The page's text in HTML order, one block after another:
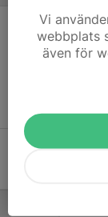
Vi
webbplats
även för